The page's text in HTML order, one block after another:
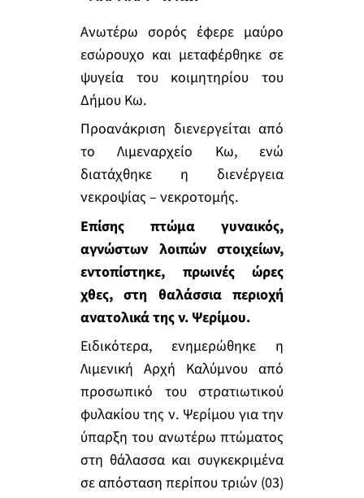
Ανωτέρω σορός έφερε μαύρο
εσώρουχο και μεταφέρθηκε σε
ψυγεία του κοιμητηρίου του
Δήμου Κω.
Προανάκριση διενεργείται από
το Λιμεναρχείο Κω, ενώ
διατάχθηκε η διενέργεια
νεκροψίας – νεκροτομής.
Επίσης πτώμα γυναικός,
αγνώστων λοιπών στοιχείων,
εντοπίστηκε,πρωινές ώρες
χθες, στη θαλάσσια περιοχή
ανατολικά της ν. Ψερίμου.
Ειδικότερα, ενημερώθηκε η
Λιμενική Αρχή Καλύμνου από
προσωπικό του στρατιωτικού
φυλακίου της ν. Ψερίμου για την
ύπαρξη του ανωτέρω πτώματος
στη θάλασσα και συγκεκριμένα
σε απόσταση περίπου τριών (03)